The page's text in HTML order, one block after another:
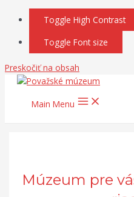
Toggle High Contrast
Toggle Font size
Preskočiť na obsah
Main Menu
Múzeum pre